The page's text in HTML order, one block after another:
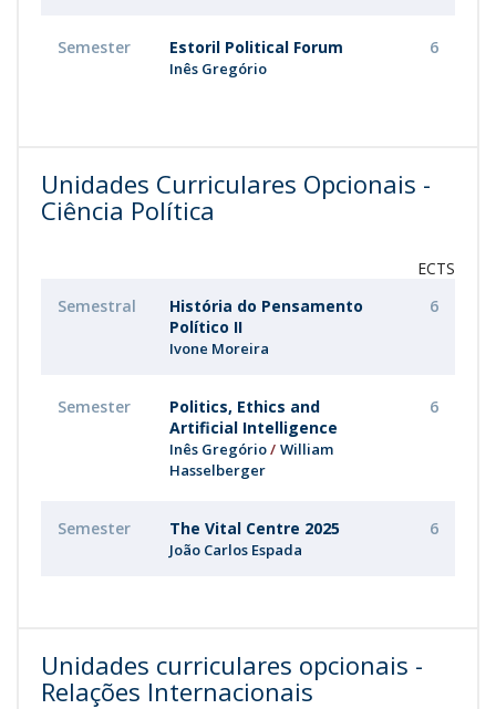
Semester Estoril Political Forum
Inês Gregório
6
Unidades Curriculares Opcionais -
Ciência Política
ECTS
Semestral
História do Pensamento
Político II
Ivone Moreira
6
Semester
Politics, Ethics and
Artificial Intelligence
Inês Gregório
William
Hasselberger
6
Semester The Vital Centre 2025
João Carlos Espada
6
Unidades curriculares opcionais -
Relações Internacionais